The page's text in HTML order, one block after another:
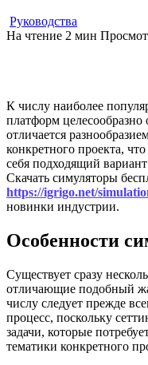
Руководства
На чтение 2 мин
К числу наиболее
платформ
отличается
конкретного проекта,
себя подходящий
Скачать симуляторы
https://igrigo.net/
новинки индустрии.
Особенности
Существует сразу
отличающие подобный
числу следует прежде
процесс, поскольку
задачи, которые
тематики конкретного